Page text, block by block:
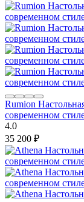
Rumion
современном
4.0
35 200 ₽